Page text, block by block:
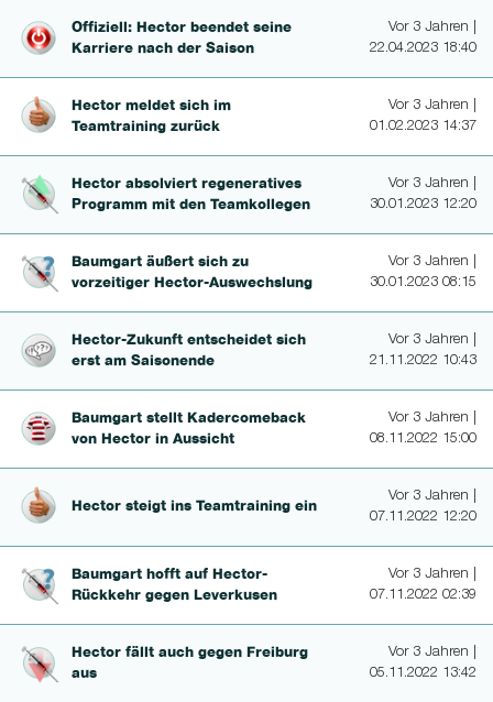
Offiziell: Hector beendet seine
Karriere nach der Saison
Vor 3 Jahren |
22.04.2023 18:40
Hector meldet sich im
Teamtraining zurück
Vor 3 Jahren |
01.02.2023 14:37
Hector absolviert regenerati­ves
Programm mit den Teamkollegen
Vor 3 Jahren |
30.01.2023 12:20
Baumgart äußert sich zu
vorzeitiger Hector-Aus­wechslung
Vor 3 Jahren |
30.01.2023 08:15
Hector-Zu­kunft entscheidet sich
erst am Saisonende
Vor 3 Jahren |
21.11.2022 10:43
Baumgart stellt Kader­come­back
von Hector in Aussicht
Vor 3 Jahren |
08.11.2022 15:00
Hector steigt ins Teamtraining ein
Vor 3 Jahren |
07.11.2022 12:20
Baumgart hofft auf Hector-
Rückkehr gegen Leverkusen
Vor 3 Jahren |
07.11.2022 02:39
Hector fällt auch gegen Freiburg
aus
Vor 3 Jahren |
05.11.2022 13:42